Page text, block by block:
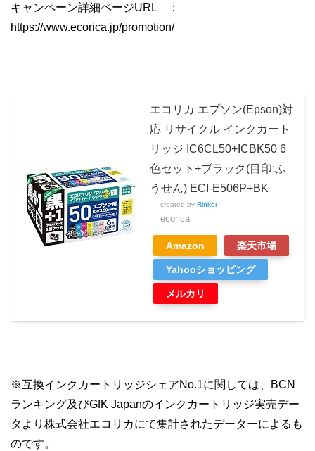
キャンペーン詳細ページURL ：
https://www.ecorica.jp/promotion/
エコリカ エプソン(Epson)対
応 リサイクル インクカート
リッジ IC6CL50+ICBK50 6
色セット+ブラック(目印:ふ
うせん) ECI-E506P+BK
created by Rinker
ecorica
Amazon 楽天市場
Yahooショッピング
メルカリ
※互換インクカートリッジシェアNo.1に関しては、BCN
ランキング及びGfK Japanのインクカートリッジ実売デー
タより株式会社エコリカにて集計されたデーターによるも
のです。